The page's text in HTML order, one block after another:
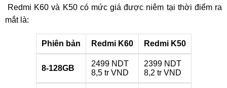
Redmi K60 và K50 có mức giá được niêm tại thời điểm ra
mắt là:
Phiên bản Redmi K60 Redmi K50
8-128GB
2499 NDT
8,5 tr VND
2399 NDT
8,2 tr VND